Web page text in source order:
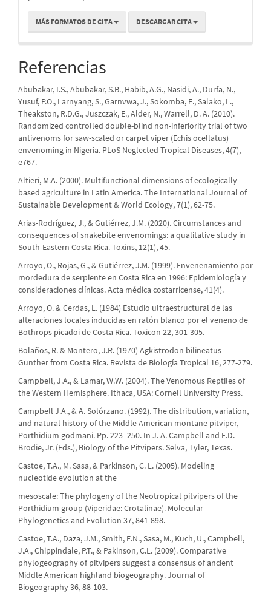
MÁS FORMATOS DE CITA DESCARGAR CITA
Referencias
Abubakar, I.S., Abubakar, S.B., Habib, A.G., Nasidi, A., Durfa, N.,
Yusuf, P.O., Larnyang, S., Garnvwa, J., Sokomba, E., Salako, L.,
Theakston, R.D.G., Juszczak, E., Alder, N., Warrell, D. A. (2010).
Randomized controlled double-blind non-inferiority trial of two
antivenoms for saw-scaled or carpet viper (Echis ocellatus)
envenoming in Nigeria. PLoS Neglected Tropical Diseases, 4(7),
e767.
Altieri, M.A. (2000). Multifunctional dimensions of ecologically-
based agriculture in Latin America. The International Journal of
Sustainable Development & World Ecology, 7(1), 62-75.
Arias-Rodríguez, J., & Gutiérrez, J.M. (2020). Circumstances and
consequences of snakebite envenomings: a qualitative study in
South-Eastern Costa Rica. Toxins, 12(1), 45.
Arroyo, O., Rojas, G., & Gutiérrez, J.M. (1999). Envenenamiento por
mordedura de serpiente en Costa Rica en 1996: Epidemiología y
consideraciones clínicas. Acta médica costarricense, 41(4).
Arroyo, O. & Cerdas, L. (1984) Estudio ultraestructural de las
alteraciones locales inducidas en ratón blanco por el veneno de
Bothrops picadoi de Costa Rica. Toxicon 22, 301-305.
Bolaños, R. & Montero, J.R. (1970) Agkistrodon bilineatus
Gunther from Costa Rica. Revista de Biología Tropical 16, 277-279.
Campbell, J.A., & Lamar, W.W. (2004). The Venomous Reptiles of
the Western Hemisphere. Ithaca, USA: Cornell University Press.
Campbell J.A., & A. Solórzano. (1992). The distribution, variation,
and natural history of the Middle American montane pitviper,
Porthidium godmani. Pp. 223–250. In J. A. Campbell and E.D.
Brodie, Jr. (Eds.), Biology of the Pitvipers. Selva, Tyler, Texas.
Castoe, T.A., M. Sasa, & Parkinson, C. L. (2005). Modeling
nucleotide evolution at the
mesoscale: The phylogeny of the Neotropical pitvipers of the
Porthidium group (Viperidae: Crotalinae). Molecular
Phylogenetics and Evolution 37, 841-898.
Castoe, T.A., Daza, J.M., Smith, E.N., Sasa, M., Kuch, U., Campbell,
J.A., Chippindale, P.T., & Pakinson, C.L. (2009). Comparative
phylogeography of pitvipers suggest a consensus of ancient
Middle American highland biogeography. Journal of
Biogeography 36, 88-103.